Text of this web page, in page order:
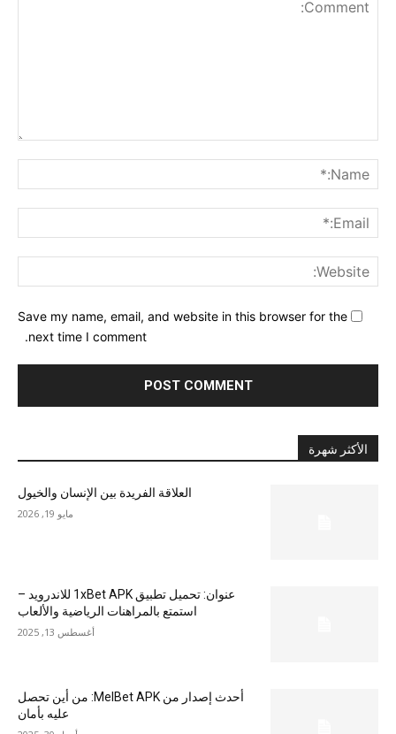
Save my name, email, and website in this browser for the
next time I comment.
الأكثر شهرة
العلاقة الفريدة بين الإنسان والخيول
مايو 19, 2026
عنوان: تحميل تطبيق 1xBet APK للاندرويد –
استمتع بالمراهنات الرياضية والألعاب
أغسطس 13, 2025
أحدث إصدار من MelBet APK: من أين تحصل
عليه بأمان